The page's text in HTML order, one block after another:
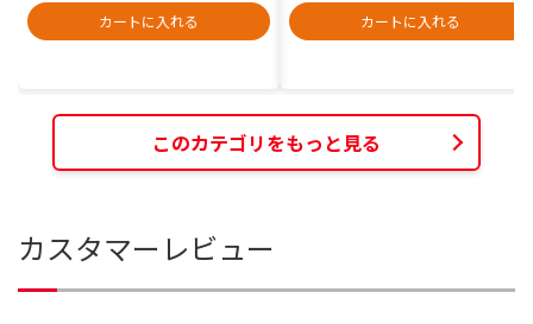
カートに入れる
カートに入れる
このカテゴリをもっと見る
カスタマーレビュー